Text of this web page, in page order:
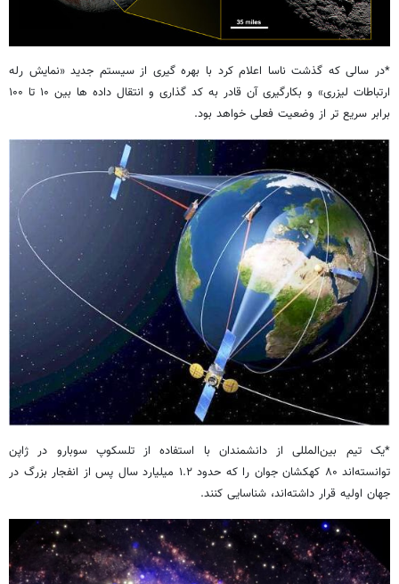
*در سالی که گذشت ناسا اعلام کرد با بهره گیری از سیستم جدید «نمایش رله
ارتباطات لیزری» و بکارگیری آن قادر به کد گذاری و انتقال داده ها بین ۱۰ تا ۱۰۰
برابر سریع تر از وضعیت فعلی خواهد بود.
*یک تیم بین‌المللی از دانشمندان با استفاده از تلسکوپ سوبارو در ژاپن
توانسته‌اند ۸۰ کهکشان جوان را که حدود ۱.۲ میلیارد سال پس از انفجار بزرگ در
جهان اولیه قرار داشته‌اند، شناسایی کنند.